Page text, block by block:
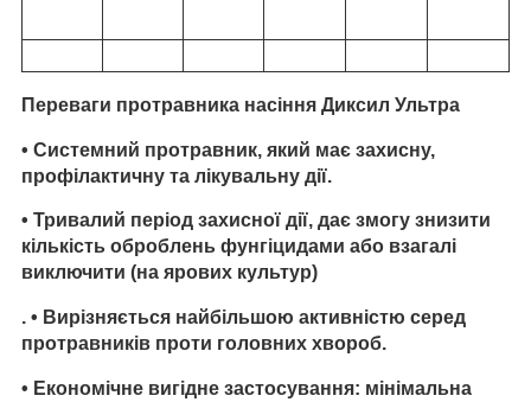
Переваги протравника насіння Диксил Ультра
• Системний протравник, який має захисну,
профілактичну та лікувальну дії.
• Тривалий період захисної дії, дає змогу знизити
кількість оброблень фунгіцидами або взагалі
виключити (на ярових культур)
. • Вирізняється найбільшою активністю серед
протравників проти головних хвороб.
• Економічне вигідне застосування: мінімальна